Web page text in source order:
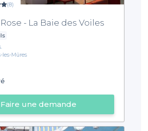
(8)
- La Baie des Voiles
les-Mûres
Faire une demande